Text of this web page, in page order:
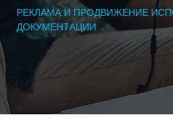
РЕКЛАМА И ПРОДВИЖЕНИЕ
ДОКУМЕНТАЦИИ